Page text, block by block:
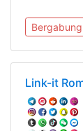
Link-it